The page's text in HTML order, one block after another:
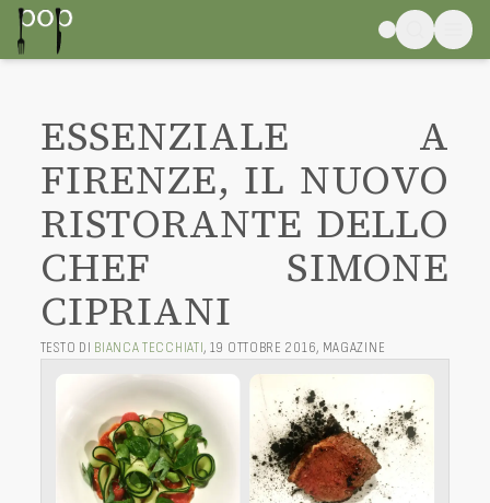
ESSENZIALE A
FIRENZE, IL NUOVO
RISTORANTE DELLO
CHEF SIMONE
CIPRIANI
TESTO DI BIANCA TECCHIATI, 19 OTTOBRE 2016, MAGAZINE